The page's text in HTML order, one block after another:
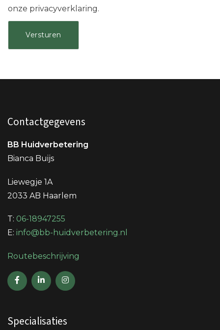
onze privacyverklaring.
Contactgegevens
BB Huidverbetering
Bianca Buijs
Liewegje 1A
2033 AB Haarlem
T: 06-18947255
E: info@bb-huidverbetering.nl
Routebeschrijving
Specialisaties